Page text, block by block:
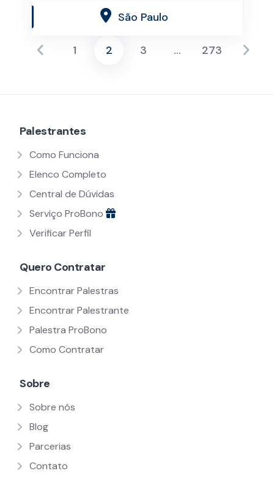
São Paulo
Paginação
1 2 3 … 273
Palestrantes
Como Funciona
Elenco Completo
Central de Dúvidas
Serviço ProBono
Verificar Perfil
Quero Contratar
Encontrar Palestras
Encontrar Palestrante
Palestra ProBono
Como Contratar
Sobre
Sobre nós
Blog
Parcerias
Contato